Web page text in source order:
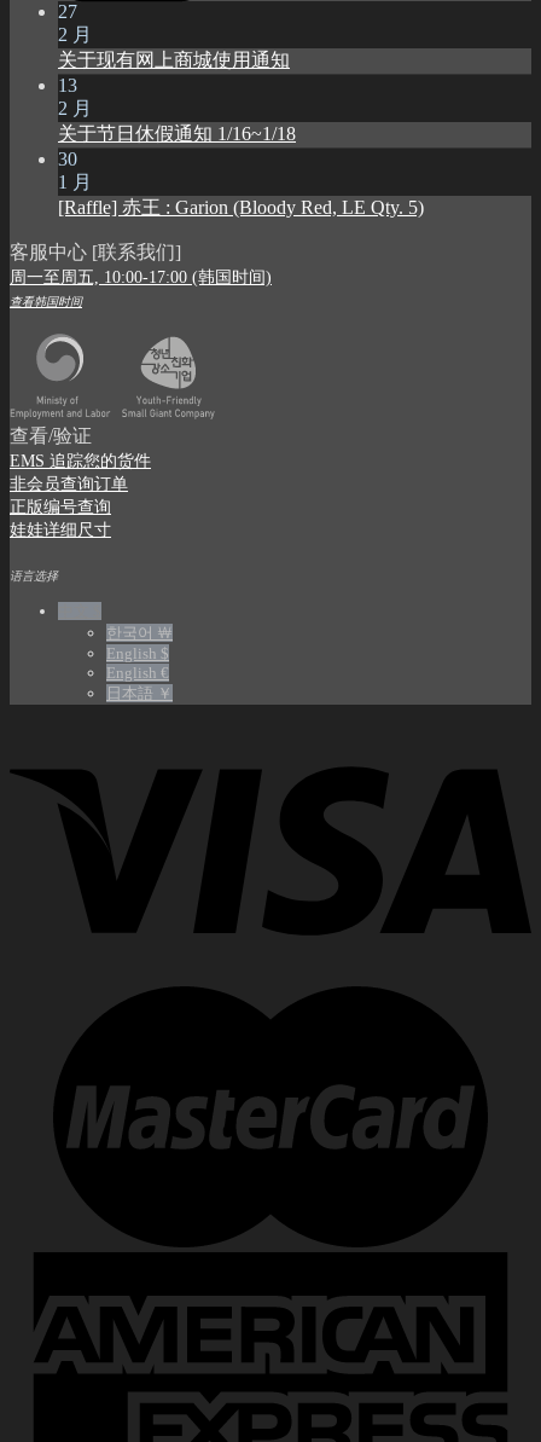
27
2 月
关于现有网上商城使用通知
13
2 月
关于节日休假通知 1/16~1/18
30
1 月
[Raffle] 赤王 : Garion (Bloody Red, LE Qty. 5)
客服中心 [联系我们]
周一至周五, 10:00-17:00 (韩国时间)
查看韩国时间
查看/验证
EMS 追踪您的货件
非会员查询订单
正版编号查询
娃娃详细尺寸
语言选择
한국어 ￦
English $
English €
日本語 ￥